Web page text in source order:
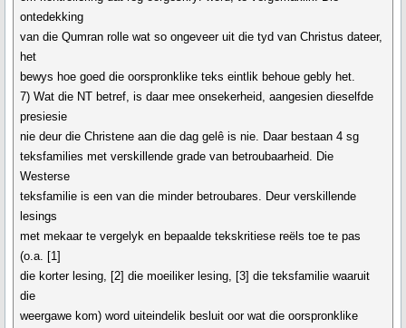
ontedekking
van die Qumran rolle wat so ongeveer uit die tyd van Christus dateer,
het
bewys hoe goed die oorspronklike teks eintlik behoue gebly het.
7) Wat die NT betref, is daar mee onsekerheid, aangesien dieselfde
presiesie
nie deur die Christene aan die dag gelê is nie. Daar bestaan 4 sg
teksfamilies met verskillende grade van betroubaarheid. Die
Westerse
teksfamilie is een van die minder betroubares. Deur verskillende
lesings
met mekaar te vergelyk en bepaalde tekskritiese reëls toe te pas
(o.a. [1]
die korter lesing, [2] die moeiliker lesing, [3] die teksfamilie waaruit
die
weergawe kom) word uiteindelik besluit oor wat die oorspronklike